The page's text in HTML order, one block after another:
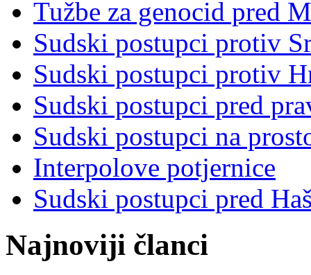
Tužbe za genocid pred
Sudski postupci protiv
Sudski postupci protiv
Sudski postupci pred
Sudski postupci na
Interpolove potjernice
Sudski postupci pred
Najnoviji članci